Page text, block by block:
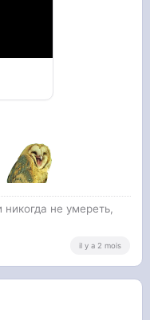
никогда не умереть,
il y a 2 mois